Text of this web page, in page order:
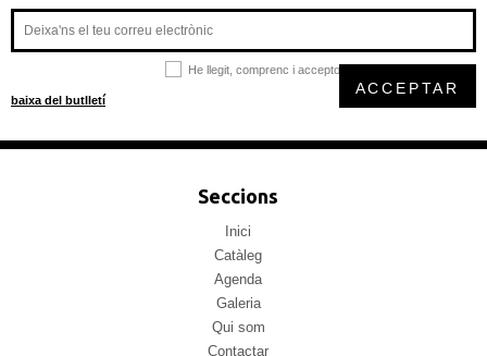
He llegit, comprenc i accepto la
baixa del butlletí
ACCEPTAR
Seccions
Inici
Catàleg
Agenda
Galeria
Qui som
Contactar